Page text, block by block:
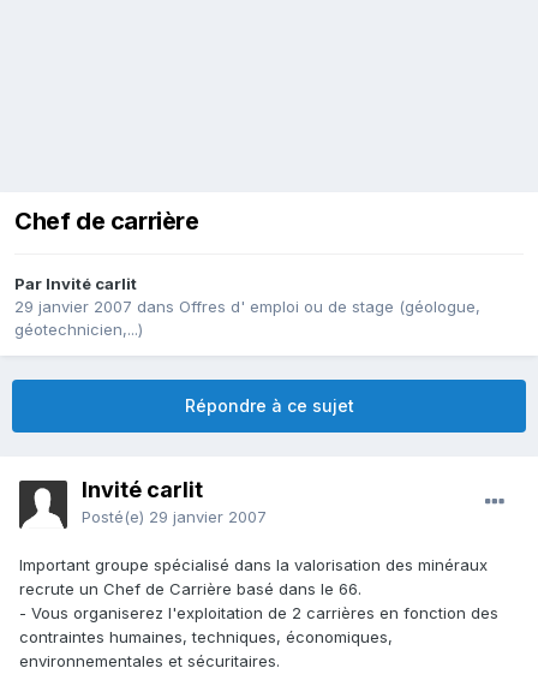
Chef de carrière
Par Invité carlit
29 janvier 2007 dans Offres d' emploi ou de stage (géologue,
géotechnicien,...)
Répondre à ce sujet
Invité carlit
Posté(e) 29 janvier 2007
Important groupe spécialisé dans la valorisation des minéraux
recrute un Chef de Carrière basé dans le 66.
- Vous organiserez l'exploitation de 2 carrières en fonction des
contraintes humaines, techniques, économiques,
environnementales et sécuritaires.